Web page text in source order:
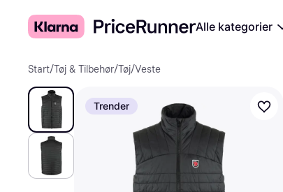
Alle kategorier
Start/Tøj & Tilbehør/Tøj/Veste
Trender